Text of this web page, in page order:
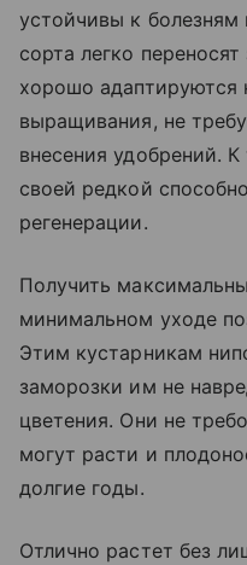
устойчивы к
сорта легко
хорошо
выращивания, не
внесения удобрений.
своей редкой
регенерации.
Получить
минимальном уходе
Этим кустарникам
заморозки им не
цветения. Они не
могут расти и
долгие годы.
Отлично растет без